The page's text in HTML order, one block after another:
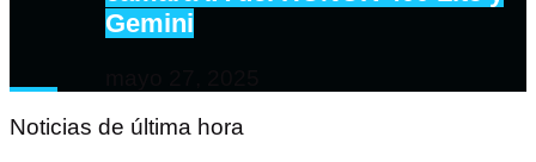
Gemini
Noticias de última hora